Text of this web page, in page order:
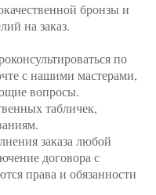
бронзы и
на заказ.
по
с нашими мастерами,
вопросы.
табличек,
заказа любой
договора с
права и обязанности